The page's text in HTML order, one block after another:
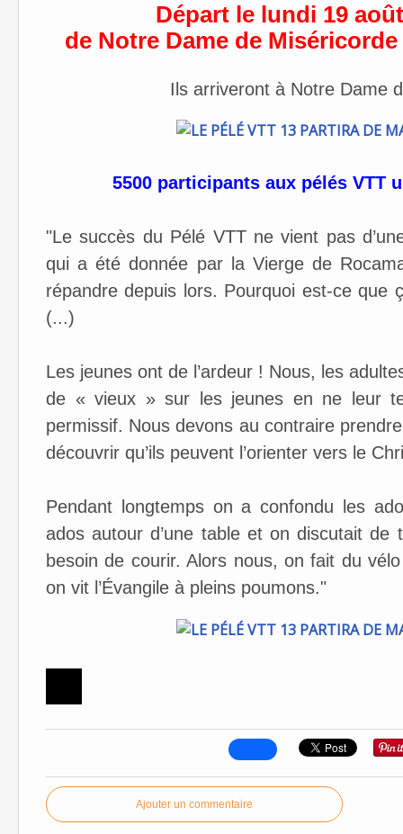
Départ le lundi 19
de Notre Dame de
Ils arriveront à Notre Dame
5500 participants aux pélés
"Le succès du Pélé VTT ne vient pas
qui a été donnée par la Vierge de
répandre depuis lors. Pourquoi est-ce
(...)
Les jeunes ont de l’ardeur ! Nous, les
de « vieux » sur les jeunes en ne leur
permissif. Nous devons au contraire
découvrir qu’ils peuvent l’orienter vers le
Pendant longtemps on a confondu les
ados autour d’une table et on discutait
besoin de courir. Alors nous, on fait du
on vit l’Évangile à pleins poumons."
Ajouter un commentaire